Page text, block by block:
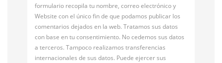
formulario recopila tu nombre, correo electrónico y
Website con el único fin de que podamos publicar los
comentarios dejados en la web. Tratamos sus datos
con base en tu consentimiento. No cedemos sus datos
a terceros. Tampoco realizamos transferencias
internacionales de sus datos. Puede ejercer sus